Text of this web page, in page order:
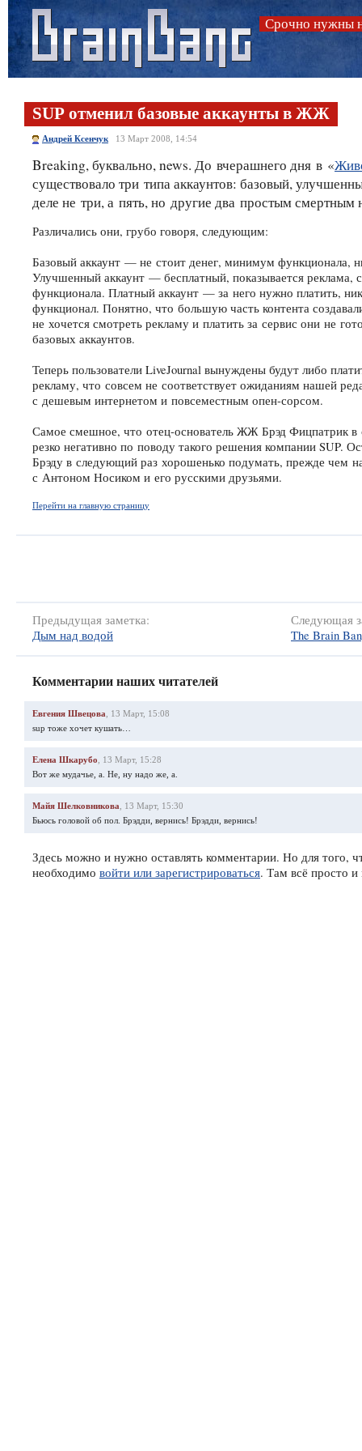
Срочно нужны
SUP отменил базовые аккаунты в ЖЖ
Андрей Ксенчук 13 Март 2008, 14:54
Breaking, буквально, news. До вчерашнего дня в «
существовало три типа аккаунтов: базовый,
деле не три, а пять, но другие два простым смертным
Различались они, грубо говоря, следующим:
Базовый аккаунт — не стоит денег, минимум функционала,
Улучшенный аккаунт — бесплатный, показывается реклама,
функционала. Платный аккаунт — за него нужно платить,
функционал. Понятно, что большую часть контента
не хочется смотреть рекламу и платить за сервис они не
базовых аккаунтов.
Теперь пользователи LiveJournal вынуждены будут либо
рекламу, что совсем не соответствует ожиданиям нашей
с дешевым интернетом и повсеместным опен-сорсом.
Самое смешное, что отец-основатель ЖЖ Брэд Фицпатрик в
резко негативно по поводу такого решения компании SUP.
Брэду в следующий раз хорошенько подумать, прежде чем
с Антоном Носиком и его русскими друзьями.
Перейти на главную страницу
Предыдущая заметка:
Дым над водой
Следующая
The Brain
Комментарии наших читателей
Евгения Швецова, 13 Март, 15:08
sup тоже хочет кушать…
Елена Шкарубо, 13 Март, 15:28
Вот же мудачье, а. Не, ну надо же, а.
Майя Шелковникова, 13 Март, 15:30
Бьюсь головой об пол. Брэдди, вернись! Брэдди, вернись!
Здесь можно и нужно оставлять комментарии. Но для того,
необходимо войти или зарегистрироваться. Там всё просто